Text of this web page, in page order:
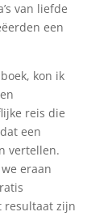
van liefde
een
kon ik
reis die
een
vertellen.
eraan
resultaat zijn